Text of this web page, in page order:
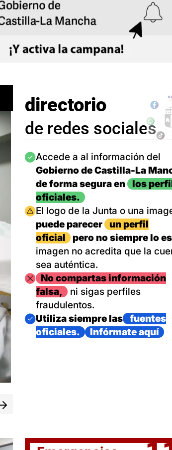
directorio
de redes sociales
Imagen
Accede a al información del
Gobierno de Castilla-La
de forma segura en
los
oficiales.
Imagen
El logo de la Junta o una
puede parecer
un perfil
oficial
pero no siempre lo es
imagen no acredita que la
sea auténtica.
ImagenNo compartas información
falsa,
ni sigas perfiles
fraudulentos.
Imagen
Utiliza siempre las
fuentes
oficiales.
Infórmate aquí